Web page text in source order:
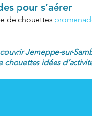
pour s’aérer
de chouettes
Jemeppe-sur-
chouettes idées